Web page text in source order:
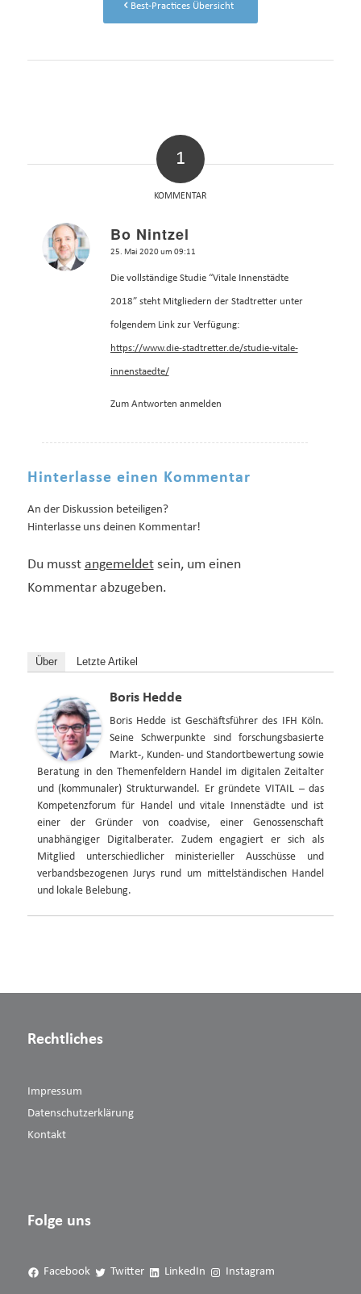
Best-Practices Übersicht
1
KOMMENTAR
Bo Nintzel
sagte:
25. Mai 2020 um 09:11
Die vollständige Studie “Vitale Innenstädte
2018” steht Mitgliedern der Stadtretter unter
folgendem Link zur Verfügung:
https://www.die-stadtretter.de/studie-vitale-
innenstaedte/
Zum Antworten anmelden
Hinterlasse einen Kommentar
An der Diskussion beteiligen?
Hinterlasse uns deinen Kommentar!
Du musst angemeldetsein, um einen
Kommentar abzugeben.
Über Letzte Artikel
Boris Hedde
Boris Hedde ist Geschäftsführer des IFH Köln.
Seine Schwerpunkte sind forschungsbasierte
Markt-, Kunden- und Standortbewertung sowie
Beratung in den Themenfeldern Handel im digitalen Zeitalter
und (kommunaler) Strukturwandel. Er gründete VITAIL – das
Kompetenzforum für Handel und vitale Innenstädte und ist
einer der Gründer von coadvise, einer Genossenschaft
unabhängiger Digitalberater. Zudem engagiert er sich als
Mitglied unterschiedlicher ministerieller Ausschüsse und
verbandsbezogenen Jurys rund um mittelständischen Handel
und lokale Belebung.
Rechtliches
Impressum
Datenschutzerklärung
Kontakt
Folge uns
Facebook Twitter LinkedIn Instagram